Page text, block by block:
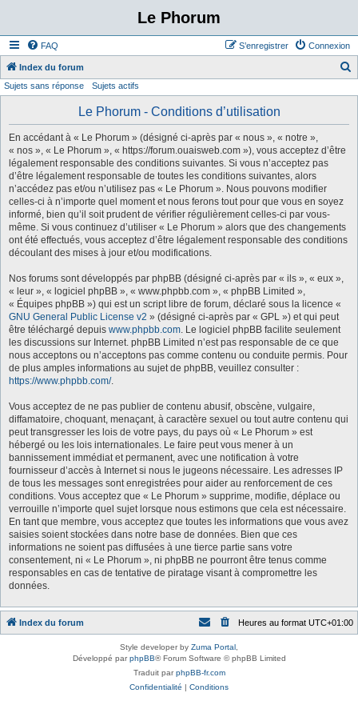
Le Phorum
FAQ Connexion
S’enregistrer
Index du forum
Sujets sans réponse Sujets actifs
Le Phorum - Conditions d’utilisation
En accédant à « Le Phorum » (désigné ci-après par « nous », « notre »,
« nos », « Le Phorum », « https://forum.ouaisweb.com »), vous acceptez d’être
légalement responsable des conditions suivantes. Si vous n’acceptez pas
d’être légalement responsable de toutes les conditions suivantes, alors
n’accédez pas et/ou n’utilisez pas « Le Phorum ». Nous pouvons modifier
celles-ci à n’importe quel moment et nous ferons tout pour que vous en soyez
informé, bien qu’il soit prudent de vérifier régulièrement celles-ci par vous-
même. Si vous continuez d’utiliser « Le Phorum » alors que des changements
ont été effectués, vous acceptez d’être légalement responsable des conditions
découlant des mises à jour et/ou modifications.
Nos forums sont développés par phpBB (désigné ci-après par « ils », « eux »,
« leur », « logiciel phpBB », « www.phpbb.com », « phpBB Limited »,
« Équipes phpBB ») qui est un script libre de forum, déclaré sous la licence «
GNU General Public License v2 » (désigné ci-après par « GPL ») et qui peut
être téléchargé depuis www.phpbb.com. Le logiciel phpBB facilite seulement
les discussions sur Internet. phpBB Limited n’est pas responsable de ce que
nous acceptons ou n’acceptons pas comme contenu ou conduite permis. Pour
de plus amples informations au sujet de phpBB, veuillez consulter :
https://www.phpbb.com/.
Vous acceptez de ne pas publier de contenu abusif, obscène, vulgaire,
diffamatoire, choquant, menaçant, à caractère sexuel ou tout autre contenu qui
peut transgresser les lois de votre pays, du pays où « Le Phorum » est
hébergé ou les lois internationales. Le faire peut vous mener à un
bannissement immédiat et permanent, avec une notification à votre
fournisseur d’accès à Internet si nous le jugeons nécessaire. Les adresses IP
de tous les messages sont enregistrées pour aider au renforcement de ces
conditions. Vous acceptez que « Le Phorum » supprime, modifie, déplace ou
verrouille n’importe quel sujet lorsque nous estimons que cela est nécessaire.
En tant que membre, vous acceptez que toutes les informations que vous avez
saisies soient stockées dans notre base de données. Bien que ces
informations ne soient pas diffusées à une tierce partie sans votre
consentement, ni « Le Phorum », ni phpBB ne pourront être tenus comme
responsables en cas de tentative de piratage visant à compromettre les
données.
Index du forum Heures au format UTC+01:00
Style developer by Zuma Portal
Développé parphpBB® Forum Software © phpBB Limited
Traduit parphpBB-fr.com
Confidentialité | Conditions